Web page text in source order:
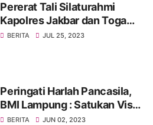
Pererat Tali Silaturahmi
Kapolres Jakbar dan Toga
Serta Tomas, Ini Kata Tokoh
BERITA JUL 25, 2023
Peringati Harlah Pancasila,
BMI Lampung : Satukan Visi,
Merajut Persatuan
BERITA JUN 02, 2023